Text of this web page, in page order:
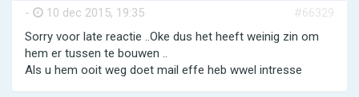
- 10 dec 2015, 19:35
#66329
Sorry voor late reactie ..Oke dus het heeft weinig zin om
hem er tussen te bouwen ..
Als u hem ooit weg doet mail effe heb wwel intresse